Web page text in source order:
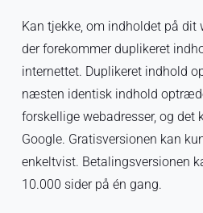
Kan tjekke, om indholdet på dit
der forekommer duplikeret
internettet. Duplikeret indhold
næsten identisk indhold
forskellige webadresser, og det
Google. Gratisversionen kan
enkeltvist. Betalingsversionen
10.000 sider på én gang.